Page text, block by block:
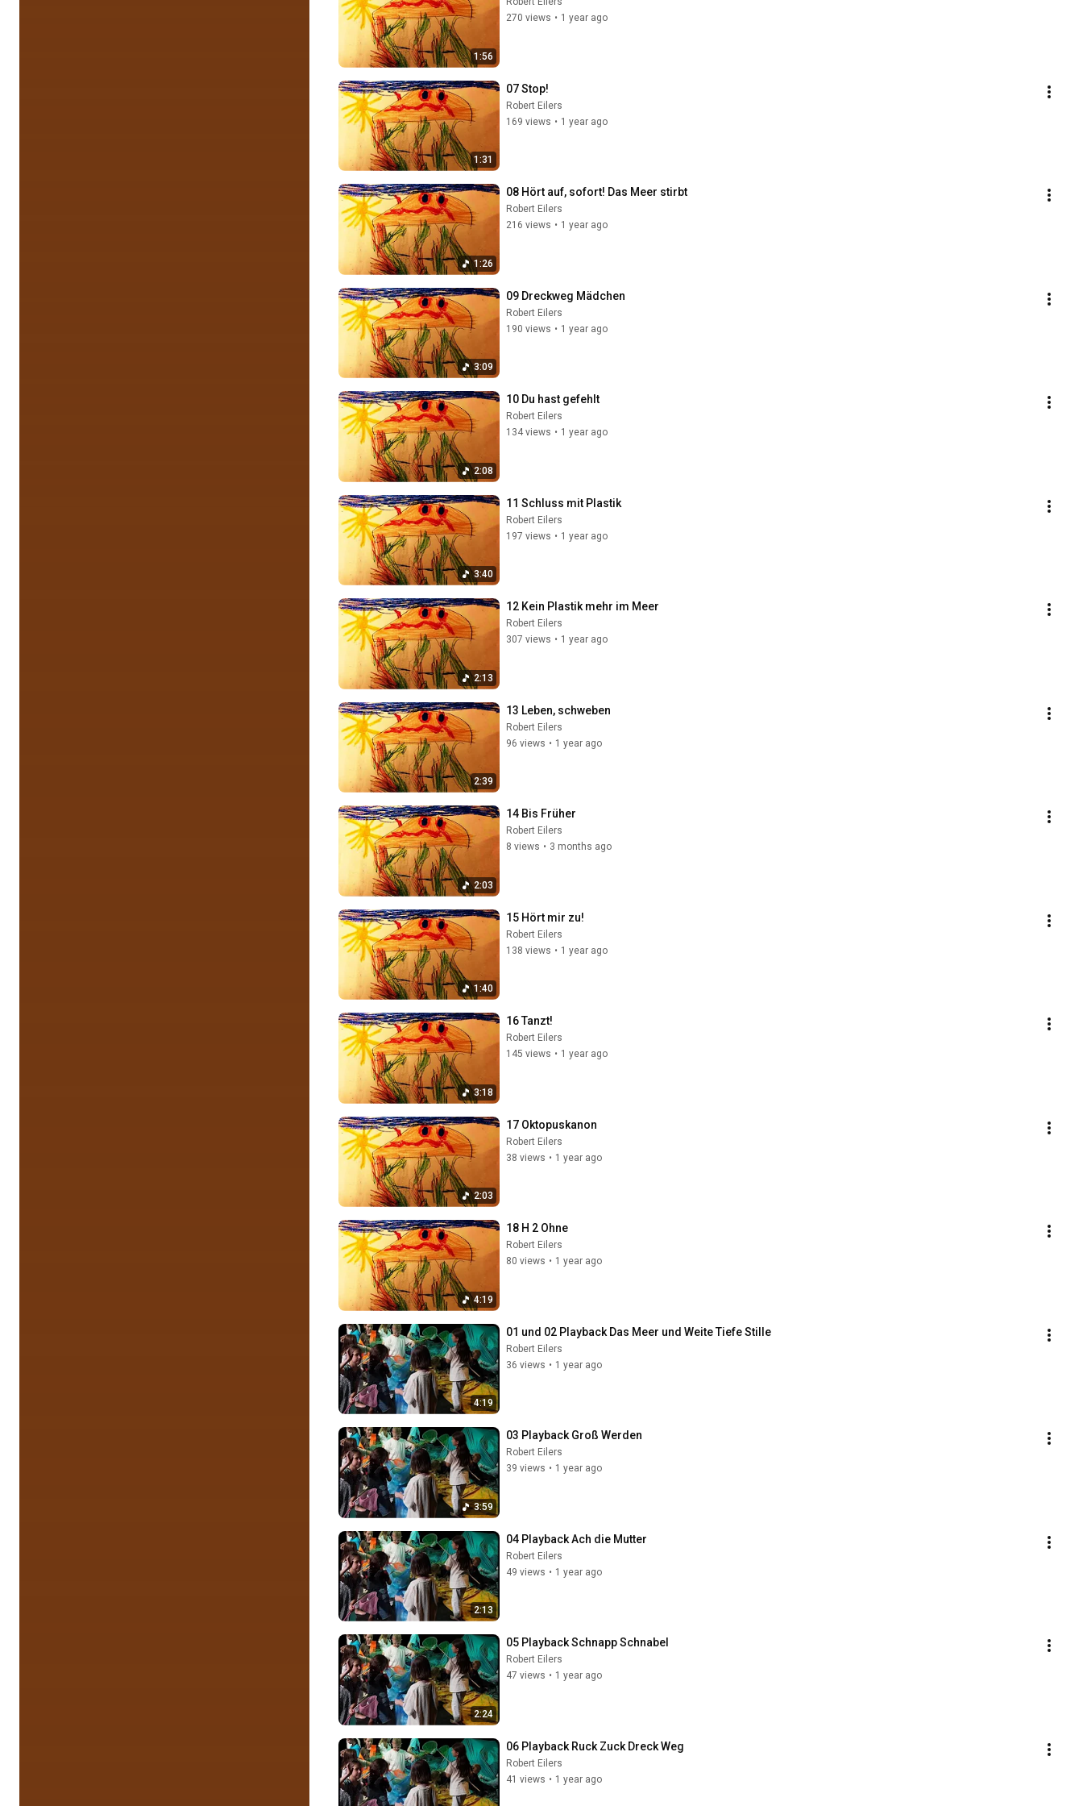
1:56
270 views • 1 year ago
1:31
07 Stop!
Robert Eilers
169 views • 1 year ago
1:26
08 Hört auf, sofort! Das Meer stirbt
Robert Eilers
216 views • 1 year ago
3:09
09 Dreckweg Mädchen
Robert Eilers
190 views • 1 year ago
2:08
10 Du hast gefehlt
Robert Eilers
134 views • 1 year ago
3:40
11 Schluss mit Plastik
Robert Eilers
197 views • 1 year ago
2:13
12 Kein Plastik mehr im Meer
Robert Eilers
307 views • 1 year ago
2:39
13 Leben, schweben
Robert Eilers
96 views • 1 year ago
2:03
14 Bis Früher
Robert Eilers
8 views • 3 months ago
1:40
15 Hört mir zu!
Robert Eilers
138 views • 1 year ago
3:18
16 Tanzt!
Robert Eilers
145 views • 1 year ago
2:03
17 Oktopuskanon
Robert Eilers
38 views • 1 year ago
4:19
18 H 2 Ohne
Robert Eilers
80 views • 1 year ago
4:19
01 und 02 Playback Das Meer und Weite Tiefe Stille
Robert Eilers
36 views • 1 year ago
3:59
03 Playback Groß Werden
Robert Eilers
39 views • 1 year ago
2:13
04 Playback Ach die Mutter
Robert Eilers
49 views • 1 year ago
2:24
05 Playback Schnapp Schnabel
Robert Eilers
47 views • 1 year ago
06 Playback Ruck Zuck Dreck Weg
Robert Eilers
41 views • 1 year ago